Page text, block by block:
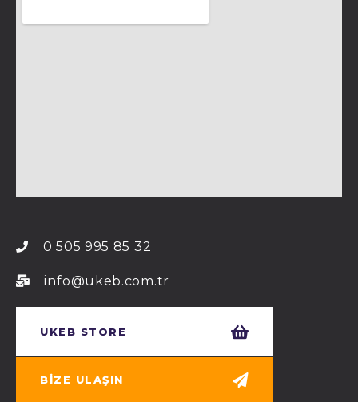
0 505 995 85 32
info@ukeb.com.tr
UKEB STORE
BIZE ULAŞIN